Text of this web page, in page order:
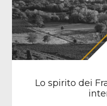
Lo spirito dei